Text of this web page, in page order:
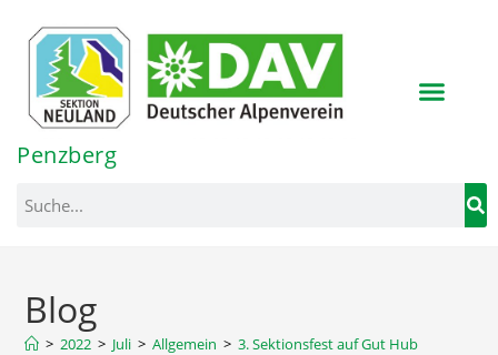
springen
Penzberg
Blog
> 2022 > Juli > Allgemein > 3. Sektionsfest auf Gut Hub